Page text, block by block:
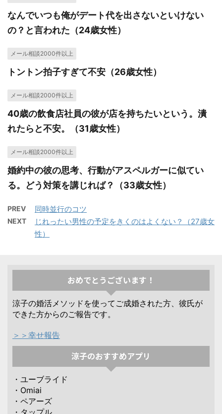
なんでいつも俺がデート代を出さないといけない
の？と言われた（24歳女性）
メール相談2000件以上
トントン拍子すぎて不安（26歳女性）
メール相談2000件以上
40歳の飲食店社員の彼が店を持ちたいという。潰
れたらと不安。（31歳女性）
メール相談2000件以上
婚約中の彼の思考、行動がアスペルガーに似てい
る。どう対策を講じれば？（33歳女性）
PREV 同時並行のコツ
NEXT
じれったい男性の予定をきくのはよくない？（27歳女
性）
おめでとうございます！
涼子の婚活メソッドを使ってご成婚された方、彼氏が
できた方からのご報告です。
＞＞幸せ報告
涼子のおすすめアプリ
・ユーブライド
・Omiai
・ペアーズ
・タップル